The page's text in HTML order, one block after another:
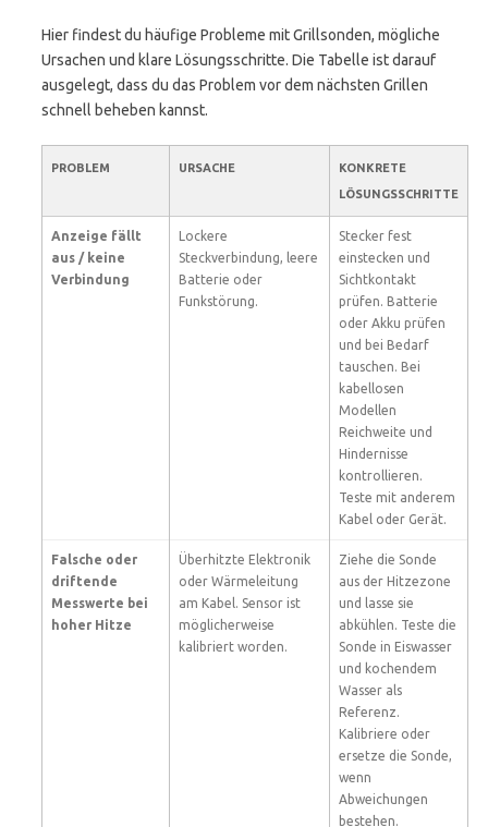
Hier findest du häufige Probleme mit Grillsonden, mögliche
Ursachen und klare Lösungsschritte. Die Tabelle ist darauf
ausgelegt, dass du das Problem vor dem nächsten Grillen
schnell beheben kannst.
PROBLEM URSACHE
KONKRETE
LÖSUNGSSCHRITTE
Anzeige fällt
aus / keine
Verbindung
Lockere
Steckverbindung, leere
Batterie oder
Funkstörung.
Stecker fest
einstecken und
Sichtkontakt
prüfen. Batterie
oder Akku prüfen
und bei Bedarf
tauschen. Bei
kabellosen
Modellen
Reichweite und
Hindernisse
kontrollieren.
Teste mit anderem
Kabel oder Gerät.
Falsche oder
driftende
Messwerte bei
hoher Hitze
Überhitzte Elektronik
oder Wärmeleitung
am Kabel. Sensor ist
möglicherweise
kalibriert worden.
Ziehe die Sonde
aus der Hitzezone
und lasse sie
abkühlen. Teste die
Sonde in Eiswasser
und kochendem
Wasser als
Referenz.
Kalibriere oder
ersetze die Sonde,
wenn
Abweichungen
bestehen.